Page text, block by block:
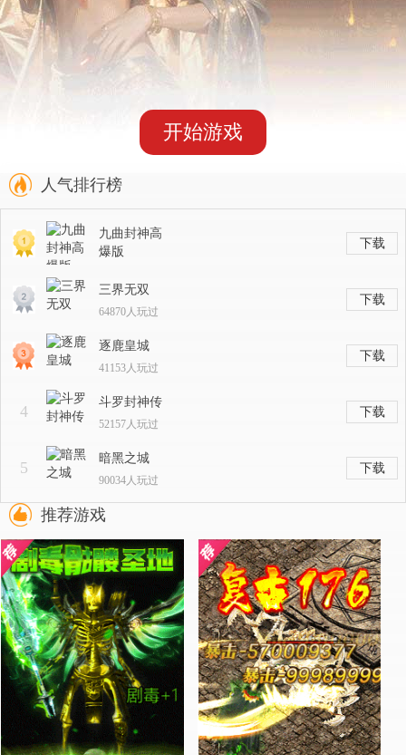
开始游戏
人气排行榜
九曲封神高
爆版
下载
三界无双
64870人玩过
下载
逐鹿皇城
41153人玩过
下载
4
斗罗封神传
52157人玩过
下载
5
暗黑之城
90034人玩过
下载
推荐游戏